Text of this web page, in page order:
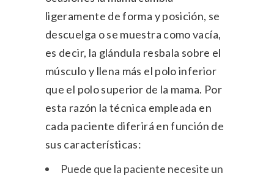
ligeramente de forma y posición, se
descuelga o se muestra como vacía,
es decir, la glándula resbala sobre el
músculo y llena más el polo inferior
que el polo superior de la mama. Por
esta razón la técnica empleada en
cada paciente diferirá en función de
sus características:
Puede que la paciente necesite un